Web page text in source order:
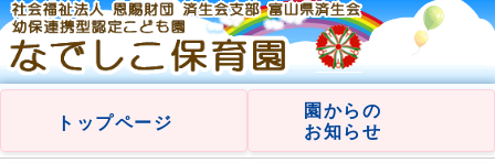
トップページ
園からの
お知らせ